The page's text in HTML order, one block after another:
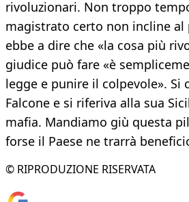
rivoluzionari. Non troppo
magistrato certo non incline
ebbe a dire che «la cosa più
giudice può fare «è
legge e punire il colpevole». Si
Falcone e si riferiva alla sua
mafia. Mandiamo giù questa
forse il Paese ne trarrà
© RIPRODUZIONE RISERVATA